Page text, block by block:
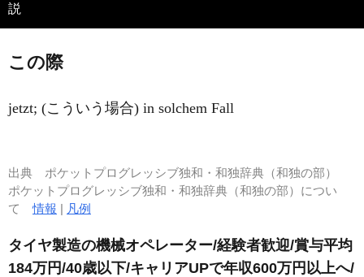
説
この際
jetzt; (こういう場合) in solchem Fall
出典 ポケットプログレッシブ独和・和独辞典（和独の部）
ポケットプログレッシブ独和・和独辞典（和独の部）につい
て情報 | 凡例
タイヤ製造の機械オペレーター/経験者歓迎/賞与平均
184万円/40歳以下/キャリアUPで年収600万円以上へ/